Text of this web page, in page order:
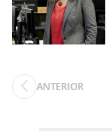
ANTERIOR